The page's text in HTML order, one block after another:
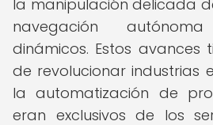
la manipulación delicada
navegación
dinámicos. Estos avances
de revolucionar industrias
la automatización de
eran exclusivos de los